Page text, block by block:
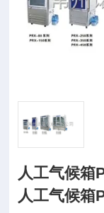
人工气候箱
人工气候箱